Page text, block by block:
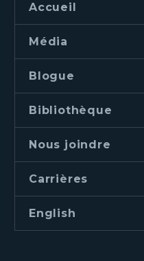
Accueil
Média
Blogue
Bibliothèque
Nous joindre
Carrières
English